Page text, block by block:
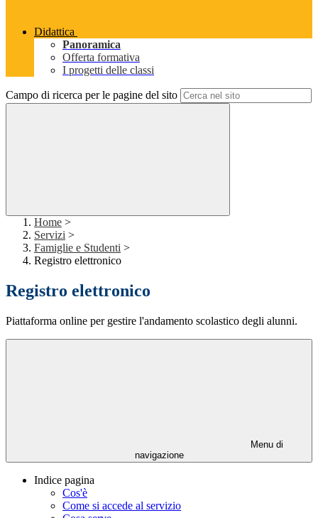
Didattica
Panoramica
Offerta formativa
I progetti delle classi
Campo di ricerca per le pagine del sito
Home >
Servizi >
Famiglie e Studenti >
Registro elettronico
Registro elettronico
Piattaforma online per gestire l'andamento scolastico degli alunni.
Menu di
navigazione
Indice pagina
Cos'è
Come si accede al servizio